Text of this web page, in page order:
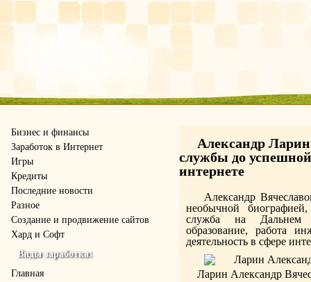
Бизнес и финансы
Заработок в Интернет
Игры
Кредиты
Последние новости
Разное
Создание и продвижение сайтов
Хард и Софт
Виды заработка:
Главная
Александр
службы до
интернете
Александр
необычной
служба на Дальнем
образование, работа
деятельность в сфере
Ларин Александр